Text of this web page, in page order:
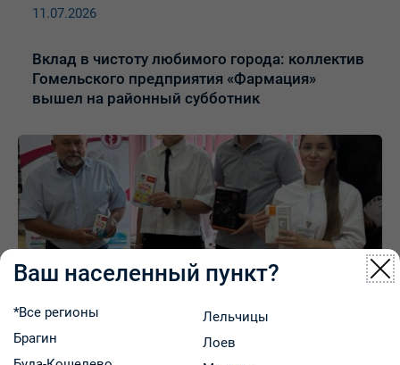
11.07.2026
Вклад в чистоту любимого города: коллектив
Гомельского предприятия «Фармация»
вышел на районный субботник
10.07.2026
Ваш населенный пункт?
*Все регионы
Брагин
Лельчицы
Лоев